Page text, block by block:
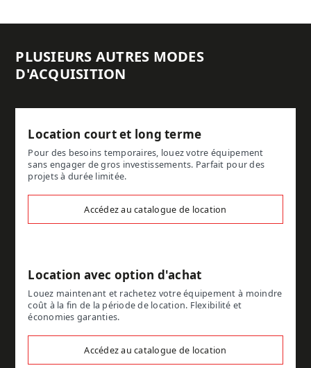
PLUSIEURS AUTRES MODES
D'ACQUISITION
Location court et long terme
Pour des besoins temporaires, louez votre équipement
sans engager de gros investissements. Parfait pour des
projets à durée limitée.
Accédez au catalogue de location
Location avec option d'achat
Louez maintenant et rachetez votre équipement à moindre
coût à la fin de la période de location. Flexibilité et
économies garanties.
Accédez au catalogue de location